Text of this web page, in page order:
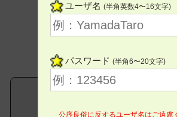
ユーザ名 (半角英数4〜16文字)
パスワード (半角6〜20文字)
公序良俗に反するユーザ名はご遠慮